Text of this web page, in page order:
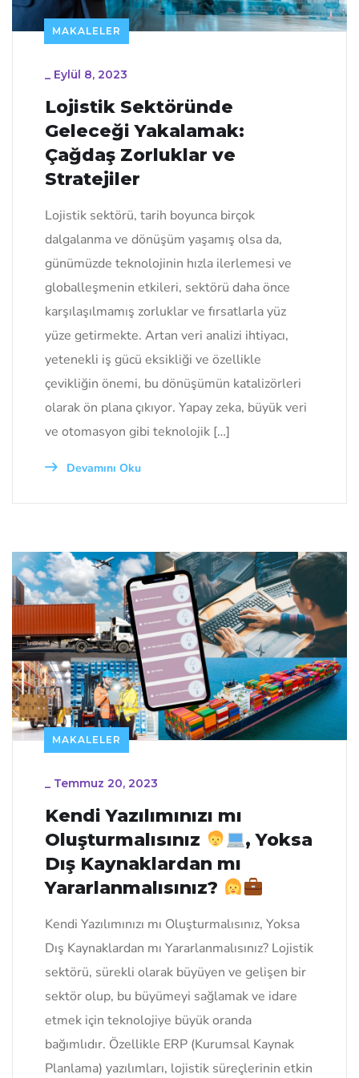
MAKALELER
_ Eylül 8, 2023
Lojistik Sektöründe
Geleceği Yakalamak:
Çağdaş Zorluklar ve
Stratejiler
Lojistik sektörü, tarih boyunca birçok
dalgalanma ve dönüşüm yaşamış olsa da,
günümüzde teknolojinin hızla ilerlemesi ve
globalleşmenin etkileri, sektörü daha önce
karşılaşılmamış zorluklar ve fırsatlarla yüz
yüze getirmekte. Artan veri analizi ihtiyacı,
yetenekli iş gücü eksikliği ve özellikle
çevikliğin önemi, bu dönüşümün katalizörleri
olarak ön plana çıkıyor. Yapay zeka, büyük veri
ve otomasyon gibi teknolojik […]
Devamını Oku
MAKALELER
_ Temmuz 20, 2023
Kendi Yazılımınızı mı
Oluşturmalısınız
, Yoksa
Dış Kaynaklardan mı
Yararlanmalısınız?
Kendi Yazılımınızı mı Oluşturmalısınız, Yoksa
Dış Kaynaklardan mı Yararlanmalısınız? Lojistik
sektörü, sürekli olarak büyüyen ve gelişen bir
sektör olup, bu büyümeyi sağlamak ve idare
etmek için teknolojiye büyük oranda
bağımlıdır. Özellikle ERP (Kurumsal Kaynak
Planlama) yazılımları, lojistik süreçlerinin etkin